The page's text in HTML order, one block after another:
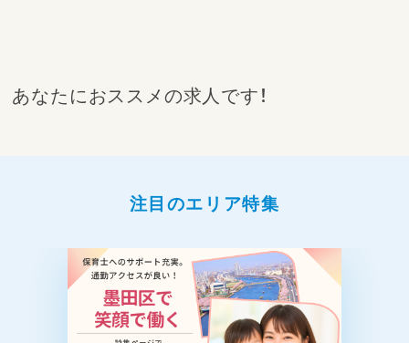
あなたにおススメの求人です！
注目のエリア特集